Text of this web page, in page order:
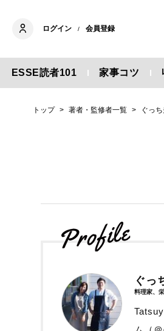
ログイン / 会員登録
ESSE読者101 家事コツ
トップ 著者・監修者一覧 ぐっ
ぐっ
料理家、